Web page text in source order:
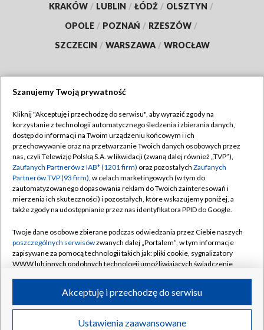
KRAKÓW / LUBLIN / ŁÓDŹ / OLSZTYN /
OPOLE / POZNAŃ / RZESZÓW /
SZCZECIN / WARSZAWA / WROCŁAW
TVP
Abonament TVP
Emisja w TVP
Centrum informacji TVP
Naziemna Telewizja Cyfrowa
Rada Programowa
System NOS
Informacje o nadawcy
Program dla prasy
Regulamin TVP
Polityka prywatności
Moje zgody
Pomoc
Kontakt
Kanały
©2026 Telewizja Polska S.A. w likwidacji
Szanujemy Twoją prywatność
Kliknij "Akceptuję i przechodzę do serwisu", aby wyrazić zgody na
korzystanie z technologii automatycznego śledzenia i zbierania danych,
dostęp do informacji na Twoim urządzeniu końcowym i ich
przechowywanie oraz na przetwarzanie Twoich danych osobowych przez
nas, czyli Telewizję Polską S.A. w likwidacji (zwaną dalej również „TVP”),
Zaufanych Partnerów z IAB* (1201 firm) oraz pozostałych Zaufanych
Partnerów TVP (93 firm), w celach marketingowych (w tym do
zautomatyzowanego dopasowania reklam do Twoich zainteresowań i
mierzenia ich skuteczności) i pozostałych, które wskazujemy poniżej, a
także zgody na udostępnianie przez nas identyfikatora PPID do Google.
Twoje dane osobowe zbierane podczas odwiedzania przez Ciebie naszych
poszczególnych serwisówzwanych dalej „Portalem”, w tym informacje
zapisywane za pomocą technologii takich jak: pliki cookie, sygnalizatory
WWW lub innych podobnych technologii umożliwiających świadczenie
ruchu w Internecie.
Twoje dane osobowe zbierane podczas odwiedzania przez Ciebie
Ustawienia zaawansowane
Akceptuję i przechodzę do serwisu